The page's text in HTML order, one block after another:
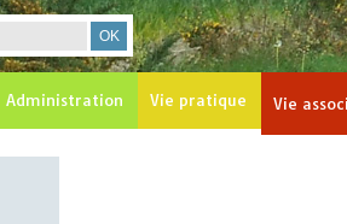
Administration Vie pratique Vie